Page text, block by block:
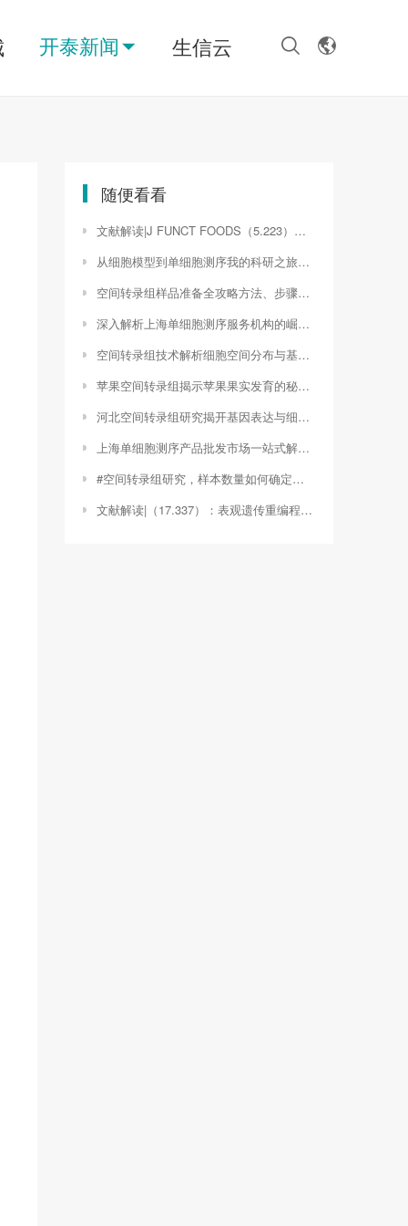
开泰新闻 生信云
随便看看
文献解读|J FUNCT FOODS（5.223）：肝脂质组学和蛋白质组学分析揭示了青钱柳黄酮预防小鼠非酒精性脂肪肝炎的机制
从细胞模型到单细胞测序我的科研之旅（单细胞测序样品）
空间转录组样品准备全攻略方法、步骤与注意事项（seurat空间转录组）
深入解析上海单细胞测序服务机构的崛起与启示（单细胞测序报告解读）
空间转录组技术解析细胞空间分布与基因表达关系的创新工具（空间转录学）
苹果空间转录组揭示苹果果实发育的秘密（seurat空间转录组）
河北空间转录组研究揭开基因表达与细胞空间分布的神秘面纱（空间转录组分析流程）
上海单细胞测序产品批发市场一站式解决方案提供商（国内单细胞测序大牛）
#空间转录组研究，样本数量如何确定？——以我的亲身经历为例#（空间转录组要几个样本组成）
文献解读|（17.337）：表观遗传重编程增强成骨细胞源性细胞外囊泡促进人骨髓干细胞成骨分化